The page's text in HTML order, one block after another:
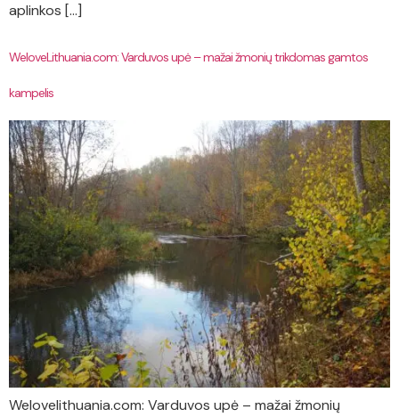
aplinkos […]
WeloveLithuania.com: Varduvos upė – mažai žmonių trikdomas gamtos
kampelis
Welovelithuania.com: Varduvos upė – mažai žmonių